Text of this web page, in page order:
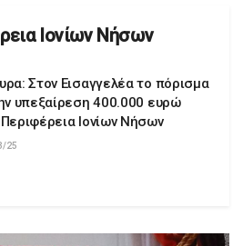
Ιονίων Νήσων
Στον Εισαγγελέα το πόρισμα
υπεξαίρεση 400.000 ευρώ
Ιονίων Νήσων
25